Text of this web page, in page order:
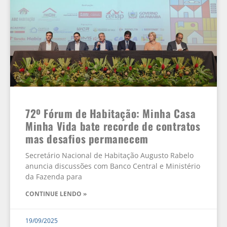
72º Fórum de Habitação: Minha Casa
Minha Vida bate recorde de contratos
mas desafios permanecem
Secretário Nacional de Habitação Augusto Rabelo
anuncia discussões com Banco Central e Ministério
da Fazenda para
CONTINUE LENDO »
19/09/2025